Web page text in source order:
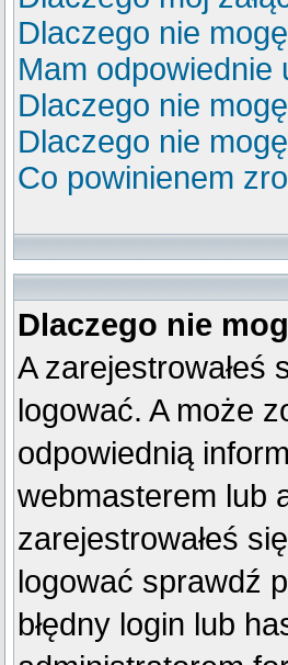
Dlaczego nie
Mam odpowiednie
Dlaczego nie
Dlaczego nie
Co powinienem
Dlaczego nie
A
logować. A może
odpowiednią
webmasterem lub
zarejestrowałeś
logować sprawdź
błędny login lub